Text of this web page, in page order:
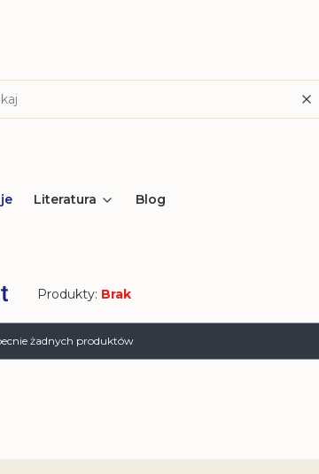
Literatura Blog
Produkty: Brak
żadnych produktów